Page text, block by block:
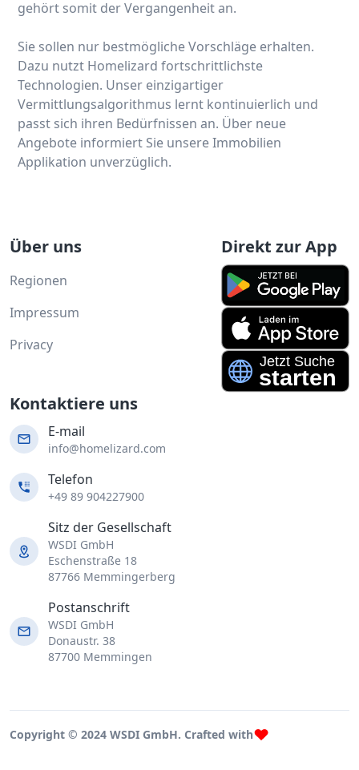
gehört somit der Vergangenheit an.
Sie sollen nur bestmögliche Vorschläge erhalten.
Dazu nutzt Homelizard fortschrittlichste
Technologien. Unser einzigartiger
Vermittlungsalgorithmus lernt kontinuierlich und
passt sich ihren Bedürfnissen an. Über neue
Angebote informiert Sie unsere Immobilien
Applikation unverzüglich.
Über uns
Regionen
Impressum
Privacy
Direkt zur App
Kontaktiere uns
E-mail
info@homelizard.com
Telefon
+49 89 904227900
Sitz der Gesellschaft
WSDI GmbH
Eschenstraße 18
87766 Memmingerberg
Postanschrift
WSDI GmbH
Donaustr. 38
87700 Memmingen
Copyright © 2024 WSDI GmbH. Crafted with